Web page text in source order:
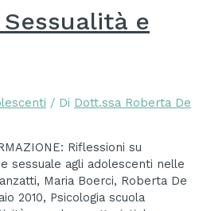
e
/ Di Dott.ssa Roberta De
Riflessioni su
sessuale agli adolescenti nelle
Maria Boerci, Roberta De
2010, Psicologia scuola